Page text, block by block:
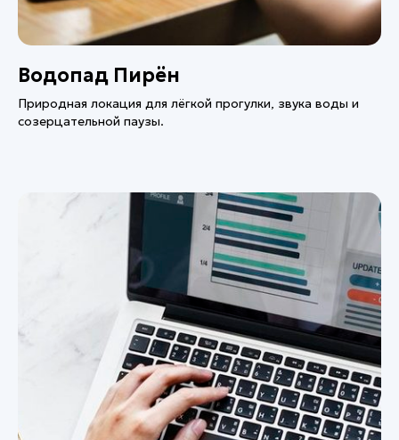
Водопад Пирён
Природная локация для лёгкой прогулки, звука воды и
созерцательной паузы.